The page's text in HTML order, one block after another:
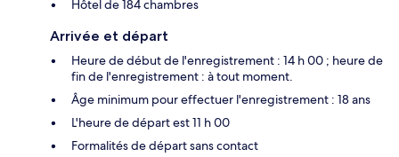
Hôtel de 184 chambres
Arrivée et départ
Heure de début de l'enregistrement : 14 h 00 ; heure de
fin de l'enregistrement : à tout moment.
Âge minimum pour effectuer l'enregistrement : 18 ans
L'heure de départ est 11 h 00
Formalités de départ sans contact